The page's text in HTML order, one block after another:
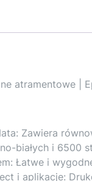
atramentowe |
Zawiera
białych i 6500
Łatwe i
i aplikacje: